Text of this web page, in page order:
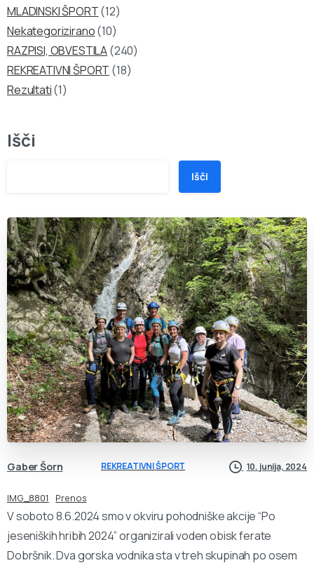
MLADINSKI ŠPORT(12)
Nekategorizirano(10)
RAZPISI, OBVESTILA(240)
REKREATIVNI ŠPORT (18)
Rezultati(1)
Išči
Išči
Gaber Šorn REKREATIVNI ŠPORT 10. junija, 2024
IMG_8801 Prenos
V soboto 8.6.2024 smo v okviru pohodniške akcije “Po
jeseniških hribih 2024” organizirali voden obisk ferate
Dobršnik. Dva gorska vodnika sta v treh skupinah po osem